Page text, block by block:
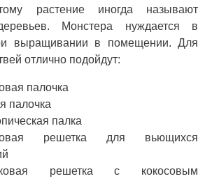
растение иногда называют
Монстера нуждается в
выращивании в помещении. Для
отлично подойдут:
палочка
палочка
палка
решетка для вьющихся
решетка с кокосовым